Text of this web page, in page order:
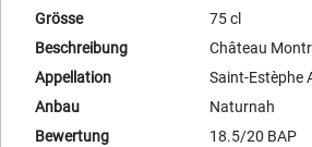
Grösse
75 cl
Beschreibung
Château
Appellation
Saint-Estèphe
Anbau
Naturnah
Bewertung
18.5/20 BAP